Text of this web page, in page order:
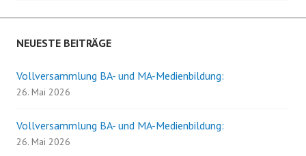
NEUESTE BEITRÄGE
Vollversammlung BA- und MA-Medienbildung:
26. Mai 2026
Vollversammlung BA- und MA-Medienbildung:
26. Mai 2026